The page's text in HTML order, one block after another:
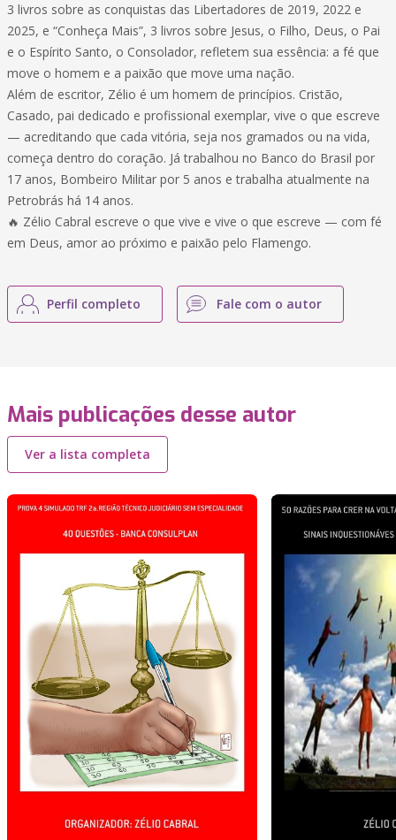
3 livros sobre as conquistas das Libertadores de 2019, 2022 e
2025, e “Conheça Mais”, 3 livros sobre Jesus, o Filho, Deus, o Pai
e o Espírito Santo, o Consolador, refletem sua essência: a fé que
move o homem e a paixão que move uma nação.
Além de escritor, Zélio é um homem de princípios. Cristão,
Casado, pai dedicado e profissional exemplar, vive o que escreve
— acreditando que cada vitória, seja nos gramados ou na vida,
começa dentro do coração. Já trabalhou no Banco do Brasil por
17 anos, Bombeiro Militar por 5 anos e trabalha atualmente na
Petrobrás há 14 anos.
🔥 Zélio Cabral escreve o que vive e vive o que escreve — com fé
em Deus, amor ao próximo e paixão pelo Flamengo.
Perfil completo Fale com o autor
Mais publicações desse autor
Ver a lista completa